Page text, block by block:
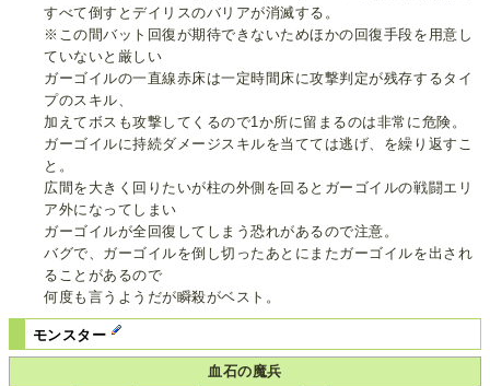
すべて倒すとデイリスのバリアが消滅する。
※この間バット回復が期待できないためほかの回復手段を用意し
ていないと厳しい
ガーゴイルの一直線赤床は一定時間床に攻撃判定が残存するタイ
プのスキル、
加えてボスも攻撃してくるので1か所に留まるのは非常に危険。
ガーゴイルに持続ダメージスキルを当てては逃げ、を繰り返すこ
と。
広間を大きく回りたいが柱の外側を回るとガーゴイルの戦闘エリ
ア外になってしまい
ガーゴイルが全回復してしまう恐れがあるので注意。
バグで、ガーゴイルを倒し切ったあとにまたガーゴイルを出され
ることがあるので
何度も言うようだが瞬殺がベスト。
モンスター
血石の魔兵